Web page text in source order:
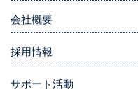
会社概要
採用情報
サポート活動